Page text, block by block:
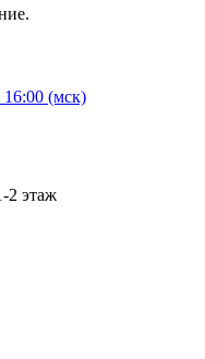
(мск)
2 этаж